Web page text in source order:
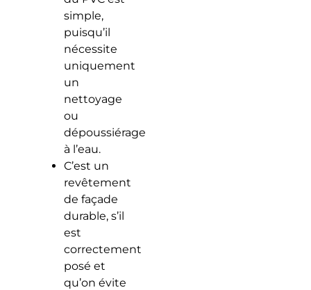
simple,
puisqu’il
nécessite
uniquement
un
nettoyage
ou
dépoussiérage
à l’eau.
C’est un
revêtement
de façade
durable, s’il
est
correctement
posé et
qu’on évite